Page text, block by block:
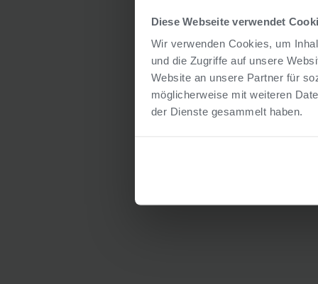
Diese Webseite verwendet
Wir verwenden Cookies, um
und die Zugriffe auf unsere
Website an unsere Partner für
möglicherweise mit weiteren
der Dienste gesammelt haben.